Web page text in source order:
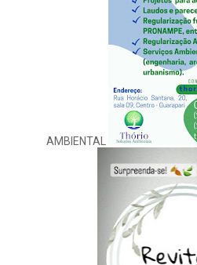
AMBIENTAL